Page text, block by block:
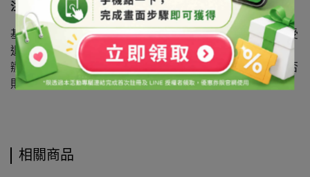
注意事項
基於保障消費者個人衛生，此商品經拆封或使用後恕不接受
退換貨，謝謝您。
辦理商品退換貨時，如有贈品或配件，麻煩請一併寄回，否
則視同缺件無法受理。
相關商品